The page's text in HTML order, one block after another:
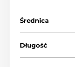
Średnica
Długość